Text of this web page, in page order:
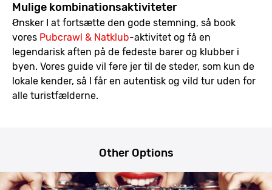
Mulige kombinationsaktiviteter
Ønsker I at fortsætte den gode stemning, så book
vores Pubcrawl & Natklub-aktivitet og få en
legendarisk aften på de fedeste barer og klubber i
byen. Vores guide vil føre jer til de steder, som kun de
lokale kender, så I får en autentisk og vild tur uden for
alle turistfælderne.
Other Options